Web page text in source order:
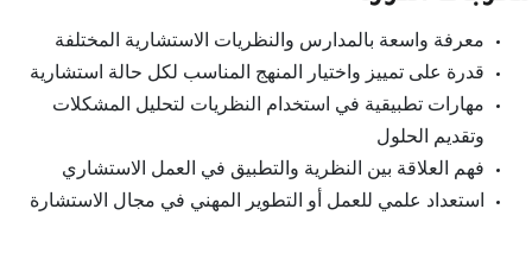
معرفة واسعة بالمدارس والنظريات الاستشارية المختلفة
قدرة على تمييز واختيار المنهج المناسب لكل حالة استشارية
مهارات تطبيقية في استخدام النظريات لتحليل المشكلات
وتقديم الحلول
فهم العلاقة بين النظرية والتطبيق في العمل الاستشاري
استعداد علمي للعمل أو التطوير المهني في مجال الاستشارة